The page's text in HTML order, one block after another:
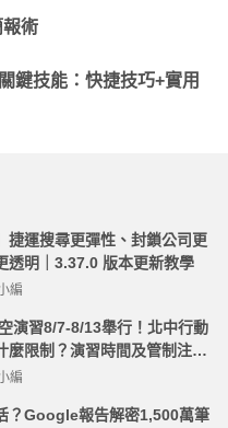
報術
鍵技能：快捷技巧+實用
捷運搜尋更彈性、封鎖公司更
透明｜3.37.0 版本更新教學
編
演習8/7-8/13舉行！北中行動
麼限制？演習時間及管制注意
編
？Google報告解密1,500萬筆